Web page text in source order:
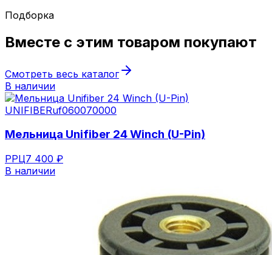
Подборка
Вместе с этим товаром покупают
Смотреть весь каталог
В наличии
UNIFIBERuf060070000
Мельница Unifiber 24 Winch (U-Pin)
РРЦ7 400 ₽
В наличии